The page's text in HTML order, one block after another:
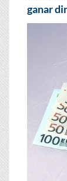
ganar